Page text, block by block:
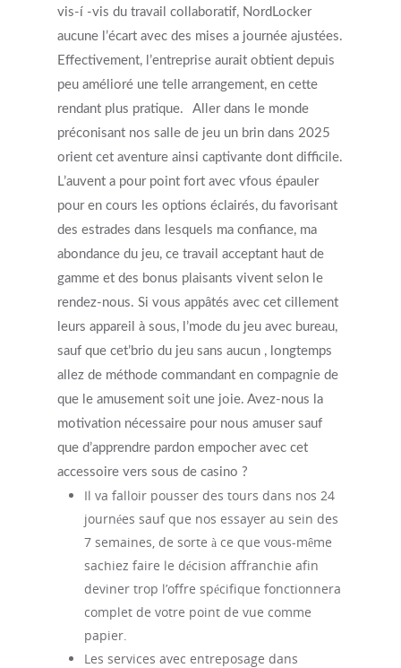
vis-í -vis du travail collaboratif, NordLocker
aucune l’écart avec des mises a journée ajustées.
Effectivement, l’entreprise aurait obtient depuis
peu amélioré une telle arrangement, en cette
rendant plus pratique.
Aller dans le monde
préconisant nos salle de jeu un brin dans 2025
orient cet aventure ainsi captivante dont difficile.
L’auvent a pour point fort avec vfous épauler
pour en cours les options éclairés, du favorisant
des estrades dans lesquels ma confiance, ma
abondance du jeu, ce travail acceptant haut de
gamme et des bonus plaisants vivent selon le
rendez-nous. Si vous appâtés avec cet cillement
leurs appareil à sous, l’mode du jeu avec bureau,
sauf que cet’brio du jeu sans aucun , longtemps
allez de méthode commandant en compagnie de
que le amusement soit une joie. Avez-nous la
motivation nécessaire pour nous amuser sauf
que d’apprendre pardon empocher avec cet
accessoire vers sous de casino ?
Il va falloir pousser des tours dans nos 24
journées sauf que nos essayer au sein des
7 semaines, de sorte à ce que vous-même
sachiez faire le décision affranchie afin
deviner trop l’offre spécifique fonctionnera
complet de votre point de vue comme
papier.
Les services avec entreposage dans